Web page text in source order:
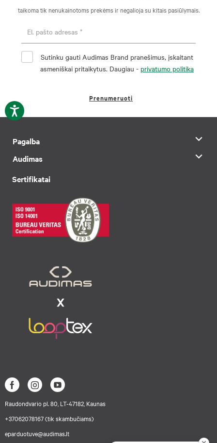
taikoma tik nenukainotoms prekėms ir negalioja su kitais pasiūlymais.
Sutinku gauti Audimas Brand pranešimus, įskaitant
asmeniškai pritaikytus. Daugiau - privatumo politika
Prenumeruoti
Pagalba
Audimas
Sertifikatai
Raudondvario pl. 80, LT-47182, Kaunas
+37062078167 (tik skambučiams)
eparduotuve@audimas.lt